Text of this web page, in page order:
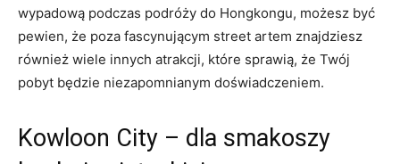
wypadową podczas podróży do​ Hongkongu, możesz być
pewien, że poza fascynującym street artem znajdziesz
również wiele innych atrakcji, które sprawią, że Twój
pobyt ⁢będzie ​niezapomnianym doświadczeniem.
Kowloon City – dla smakoszy